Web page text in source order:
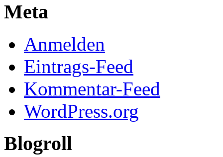
Meta
Anmelden
Eintrags-Feed
Kommentar-Feed
WordPress.org
Blogroll